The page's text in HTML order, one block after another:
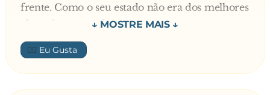
frente. Como o seu estado não era dos melhores
ele acaba comendo um pequeno rato que estava
em cima na mesa.
Percebendo a burrada que fez, ele sai a procura
de um hospital.
👍🏼